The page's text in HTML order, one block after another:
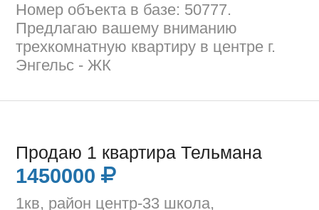
Номер объекта в базе: 50777.
Предлагаю вашему вниманию
трехкомнатную квартиру в центре г.
Энгельс - ЖК
Продаю 1 квартира Тельмана
1450000
1кв, район центр-33 школа,